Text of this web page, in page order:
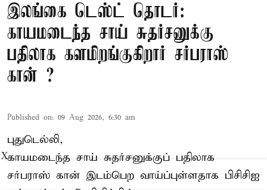
இலங்கை டெஸ்ட் தொடர்:
காயமடைந்த சாய் சுதர்சனுக்கு
பதிலாக களமிறங்குகிறார் சர்பராஸ்
கான் ?
Published on: 09 Aug 2026, 6:30 am
புதுடெல்லி,
காயமடைந்த சாய் சுதர்சனுக்குப் பதிலாக
சர்பராஸ் கான் இடம்பெற வாய்ப்புள்ளதாக பிசிசிஐ
X